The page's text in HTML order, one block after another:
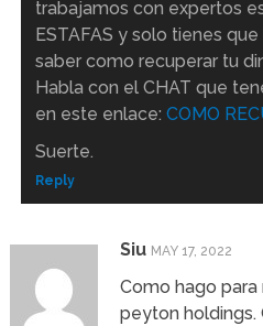
trabajamos con expertos
ESTAFAS y solo tienes
saber como recuperar tu
Habla con el CHAT que
en este enlace: COMO
Suerte.
Reply
Siu MAY 17, 2022
Como hago para
peyton holdings.